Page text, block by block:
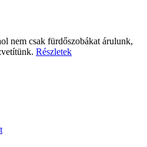
800 Ft.
380 Ft.
nem csak fürdőszobákat árulunk,
Részletek